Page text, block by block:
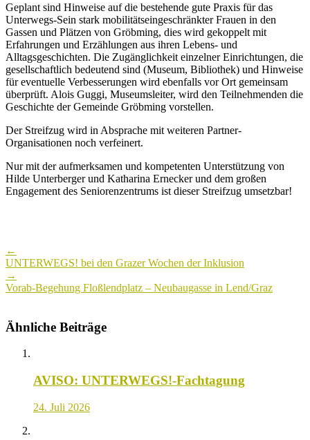
Geplant sind Hinweise auf die bestehende gute Praxis für das
Unterwegs-Sein stark mobilitätseingeschränkter Frauen in den
Gassen und Plätzen von Gröbming, dies wird gekoppelt mit
Erfahrungen und Erzählungen aus ihren Lebens- und
Alltagsgeschichten. Die Zugänglichkeit einzelner Einrichtungen, die
gesellschaftlich bedeutend sind (Museum, Bibliothek) und Hinweise
für eventuelle Verbesserungen wird ebenfalls vor Ort gemeinsam
überprüft. Alois Guggi, Museumsleiter, wird den Teilnehmenden die
Geschichte der Gemeinde Gröbming vorstellen.
Der Streifzug wird in Absprache mit weiteren Partner-
Organisationen noch verfeinert.
Nur mit der aufmerksamen und kompetenten Unterstützung von
Hilde Unterberger und Katharina Ernecker und dem großen
Engagement des Seniorenzentrums ist dieser Streifzug umsetzbar!
navigation
←
UNTERWEGS! bei den Grazer Wochen der Inklusion
→
Vorab-Begehung Floßlendplatz – Neubaugasse in Lend/Graz
Ähnliche Beiträge
AVISO: UNTERWEGS!-Fachtagung
24. Juli 2026